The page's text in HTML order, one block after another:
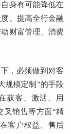
身有可能降低在
、提高全行金融
财富管理、消费
，必须做到对客
规模定制”的手段
获客、激活、用
叉销售等方面“精
客户权益、售后